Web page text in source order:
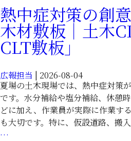
敷
板」
CLT「ハ
イ
パ
ー
CLT
板」
近
隣
対
策
使
え
る
木
材
熱中症対策の創
木材敷板｜土木
CLT敷板」
広報担当 | 2026-08-04
夏場の土木現場では、熱中症対策
です。水分補給や塩分補給、休憩
どに加え、作業員が実際に作業す
も大切です。特に、仮設道路、搬
…